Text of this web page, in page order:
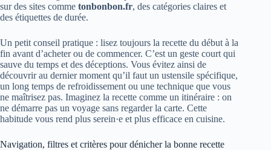
sur des sites comme tonbonbon.fr, des catégories claires et
des étiquettes de durée.
Un petit conseil pratique : lisez toujours la recette du début à la
fin avant d’acheter ou de commencer. C’est un geste court qui
sauve du temps et des déceptions. Vous évitez ainsi de
découvrir au dernier moment qu’il faut un ustensile spécifique,
un long temps de refroidissement ou une technique que vous
ne maîtrisez pas. Imaginez la recette comme un itinéraire : on
ne démarre pas un voyage sans regarder la carte. Cette
habitude vous rend plus serein·e et plus efficace en cuisine.
Navigation, filtres et critères pour dénicher la bonne recette